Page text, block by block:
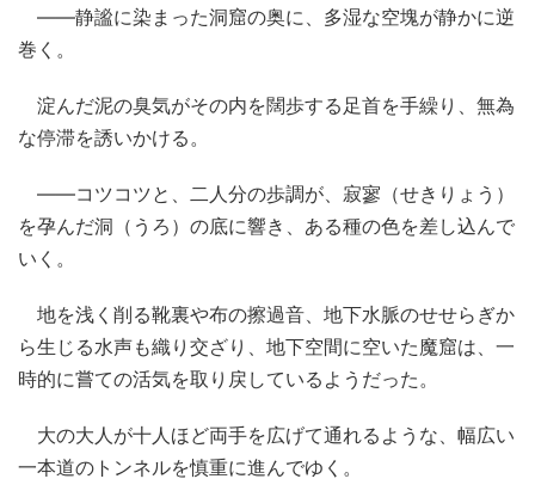
――静謐に染まった洞窟の奥に、多湿な空塊が静かに逆
巻く。
淀んだ泥の臭気がその内を闊歩する足首を手繰り、無為
な停滞を誘いかける。
――コツコツと、二人分の歩調が、寂寥（せきりょう）
を孕んだ洞（うろ）の底に響き、ある種の色を差し込んで
いく。
地を浅く削る靴裏や布の擦過音、地下水脈のせせらぎか
ら生じる水声も織り交ざり、地下空間に空いた魔窟は、一
時的に嘗ての活気を取り戻しているようだった。
大の大人が十人ほど両手を広げて通れるような、幅広い
一本道のトンネルを慎重に進んでゆく。